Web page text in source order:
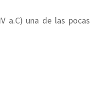
a.C) una de las pocas